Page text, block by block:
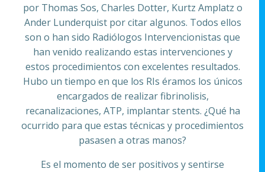
por Thomas Sos, Charles Dotter, Kurtz Amplatz o
Ander Lunderquist por citar algunos. Todos ellos
son o han sido Radiólogos Intervencionistas que
han venido realizando estas intervenciones y
estos procedimientos con excelentes resultados.
Hubo un tiempo en que los RIs éramos los únicos
encargados de realizar fibrinolisis,
recanalizaciones, ATP, implantar stents. ¿Qué ha
ocurrido para que estas técnicas y procedimientos
pasasen a otras manos?
Es el momento de ser positivos y sentirse